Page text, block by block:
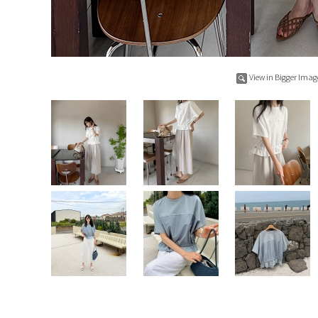
View in Bigger